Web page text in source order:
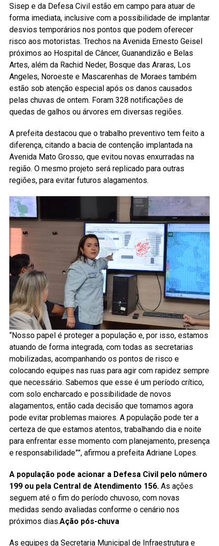
Sisep e da Defesa Civil estão em campo para atuar de
forma imediata, inclusive com a possibilidade de implantar
desvios temporários nos pontos que podem oferecer
risco aos motoristas. Trechos na Avenida Ernesto Geisel
próximos ao Hospital de Câncer, Guanandizão e Belas
Artes, além da Rachid Neder, Bosque das Araras, Los
Angeles, Noroeste e Mascarenhas de Moraes também
estão sob atenção especial após os danos causados
pelas chuvas de ontem. Foram 328 notificações de
quedas de galhos ou árvores em diversas regiões.
A prefeita destacou que o trabalho preventivo tem feito a
diferença, citando a bacia de contenção implantada na
Avenida Mato Grosso, que evitou novas enxurradas na
região. O mesmo projeto será replicado para outras
regiões, para evitar futuros alagamentos.
“Nosso papel é proteger a população e, por isso, estamos
atuando de forma integrada, com todas as secretarias
mobilizadas, acompanhando os pontos de risco e
colocando equipes nas ruas para agir com rapidez sempre
que necessário. Sabemos que esse é um período crítico,
com solo encharcado e possibilidade de novos
alagamentos, então cada decisão que tomamos agora
pode evitar problemas maiores. A população pode ter a
certeza de que estamos atentos, trabalhando dia e noite
para enfrentar esse momento com planejamento, presença
e responsabilidade””, afirmou a prefeita Adriane Lopes.
A população pode acionar a Defesa Civil pelo número
199 ou pela Central de Atendimento 156. As ações
seguem até o fim do período chuvoso, com novas
medidas sendo avaliadas conforme o cenário nos
próximos dias.Ação pós-chuva
As equipes da Secretaria Municipal de Infraestrutura e